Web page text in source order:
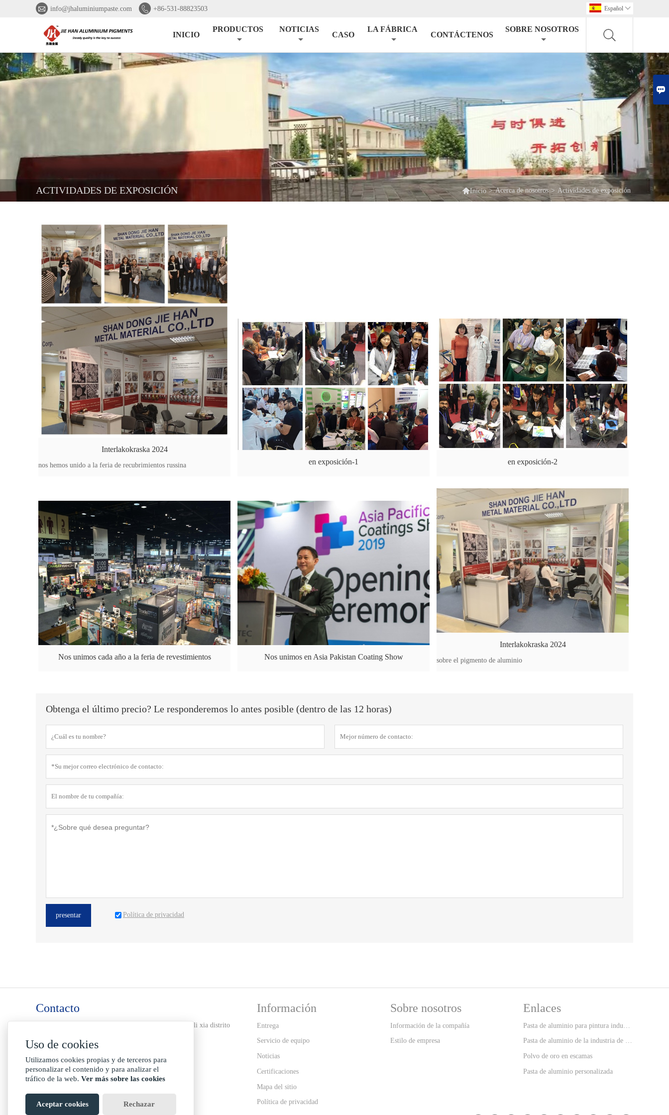

 info@jhaluminiumpaste.com  +86-531-88823503 Español 
INICIO
PRODUCTOS NOTICIAS
CASO
LA FÁBRICA
CONTÁCTENOS
SOBRE NOSOTROS
ACTIVIDADES DE EXPOSICIÓN Inicio > Acerca de nosotros > Actividades de exposición
Interlakokraska 2024
nos hemos unido a la feria de recubrimientos russina en exposición-1 en exposición-2
Nos unimos cada año a la feria de revestimientos Nos unimos en Asia Pakistan Coating Show
Interlakokraska 2024
sobre el pigmento de aluminio
Obtenga el último precio? Le responderemos lo antes posible (dentro de las 12 horas)
presentar Política de privacidad
Contacto
102-2-8 huang jin 99, jiang shui quan road li xia distrito
ciudad de jinan shandong china 250033
Teléfono :
+86-531-88823503
Información
Entrega
Servicio de equipo
Noticias
Certificaciones
Mapa del sitio
Política de privacidad
Sobre nosotros
Información de la compañía
Estilo de empresa
Enlaces
Pasta de aluminio de la industria de la tinta de impresión
Polvo de oro en escamas
Pasta de aluminio personalizada
Uso de cookies
Utilizamos cookies propias y de terceros para
personalizar el contenido y para analizar el
tráfico de la web. Ver más sobre las cookies
Aceptar cookies Rechazar